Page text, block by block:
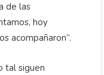
de las
hoy
acompañaron”.
tal siguen